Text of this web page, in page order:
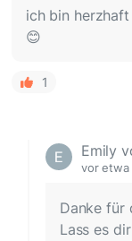
ich bin
😊
1
Emily
vor etwa
Danke für
Lass es